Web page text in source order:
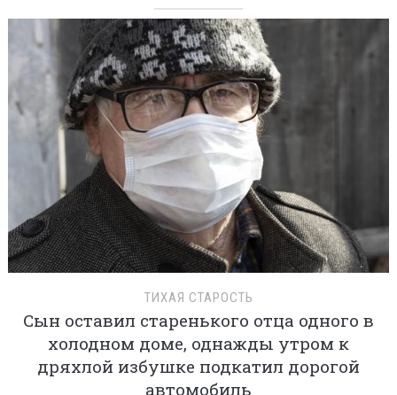
ТИХАЯ СТАРОСТЬ
Сын оставил старенького отца одного в
холодном доме, однажды утром к
дряхлой избушке подкатил дорогой
автомобиль